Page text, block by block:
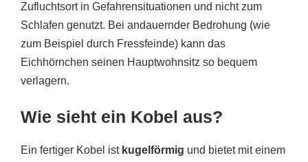
Zufluchtsort in Gefahrensituationen und nicht zum
Schlafen genutzt. Bei andauernder Bedrohung (wie
zum Beispiel durch Fressfeinde) kann das
Eichhörnchen seinen Hauptwohnsitz so bequem
verlagern.
Wie sieht ein Kobel aus?
Ein fertiger Kobel ist kugelförmig und bietet mit einem